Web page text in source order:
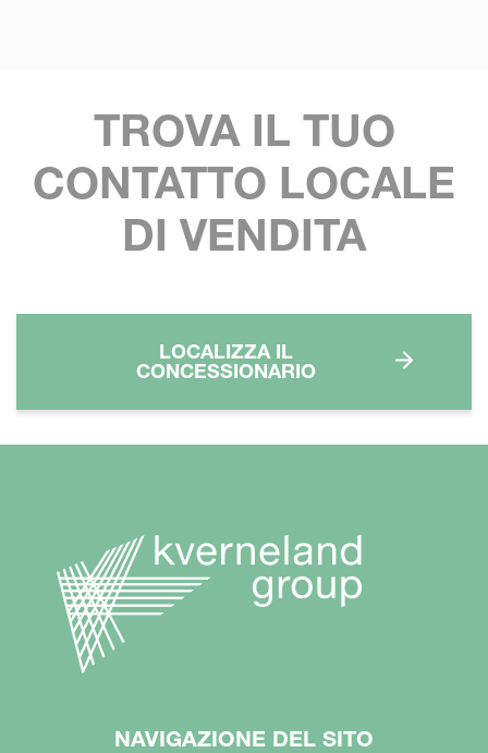
TROVA IL TUO
CONTATTO LOCALE
DI VENDITA
LOCALIZZA IL
CONCESSIONARIO
NAVIGAZIONE DEL SITO